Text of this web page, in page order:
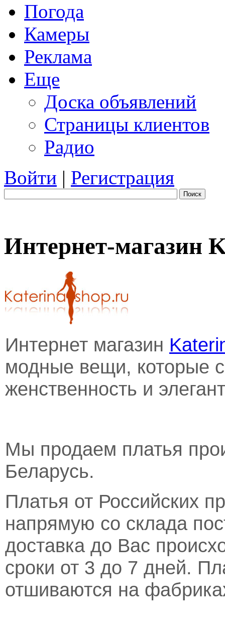
Погода
Камеры
Реклама
Еще
Доска объявлений
Страницы клиентов
Радио
Войти | Регистрация
Поиск
Интернет-магазин
Интернет магазин
модные вещи, которые
женственность и
Мы продаем платья
Беларусь.
Платья от Российских
напрямую со склада
доставка до Вас
сроки от 3 до 7 дней.
отшиваются на